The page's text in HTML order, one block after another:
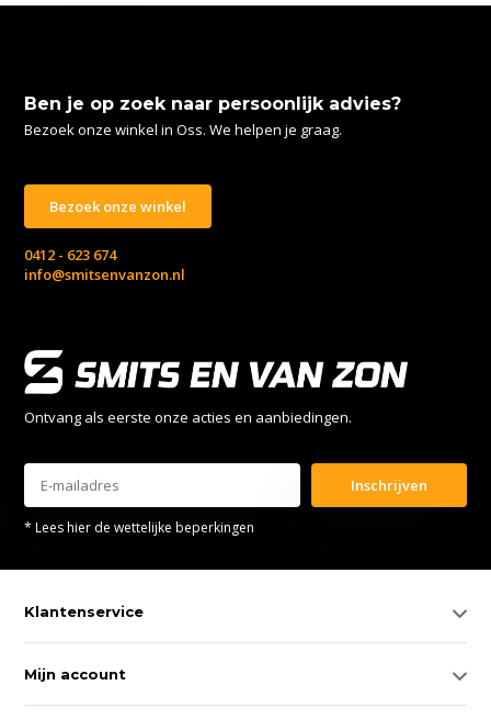
Ben je op zoek naar persoonlijk advies?
Bezoek onze winkel in Oss. We helpen je graag.
Bezoek onze winkel
0412 - 623 674
info@smitsenvanzon.nl
Ontvang als eerste onze acties en aanbiedingen.
Inschrijven
* Lees hier de wettelijke beperkingen
Klantenservice
Mijn account